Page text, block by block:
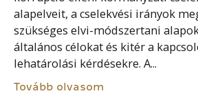
alapelveit, a cselekvési irányok
szükséges elvi-módszertani
általános célokat és kitér a
lehatárolási kérdésekre. A...
Tovább olvasom